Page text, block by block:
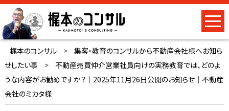
梶本のコンサル >
集客・教育のコンサルから不動産会社様へお知ら
せしたい事
>
不動産売買仲介営業社員向けの実務教育では、どのよ
うな内容がお勧めですか？｜2025年11月26日公開のお知らせ｜不動産
会社のミカタ様